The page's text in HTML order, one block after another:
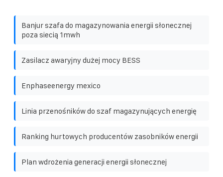
Banjur szafa do magazynowania energii słonecznej
poza siecią 1mwh
Zasilacz awaryjny dużej mocy BESS
Enphaseenergy mexico
Linia przenośników do szaf magazynujących energię
Ranking hurtowych producentów zasobników energii
Plan wdrożenia generacji energii słonecznej